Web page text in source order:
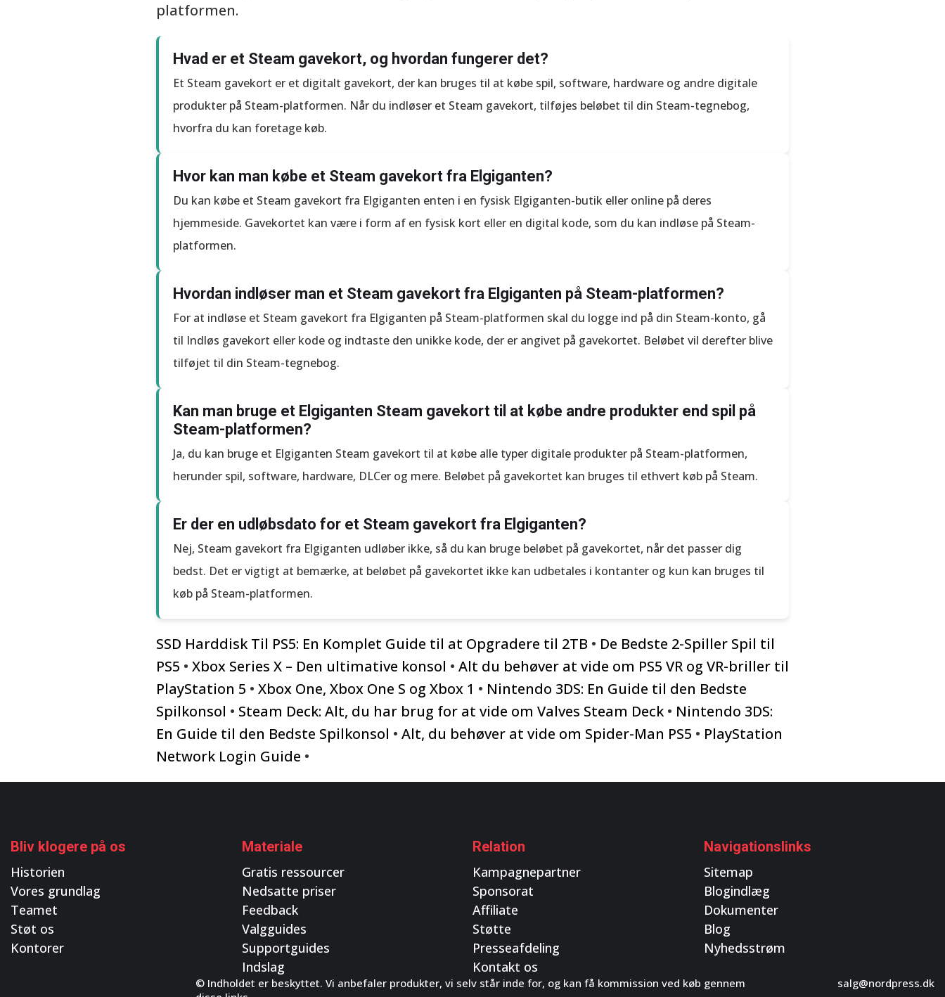
platformen.
Hvad er et Steam gavekort, og hvordan fungerer det?
Et Steam gavekort er et digitalt gavekort, der kan bruges til at købe spil, software, hardware og andre digitale
produkter på Steam-platformen. Når du indløser et Steam gavekort, tilføjes beløbet til din Steam-tegnebog,
hvorfra du kan foretage køb.
Hvor kan man købe et Steam gavekort fra Elgiganten?
Du kan købe et Steam gavekort fra Elgiganten enten i en fysisk Elgiganten-butik eller online på deres
hjemmeside. Gavekortet kan være i form af en fysisk kort eller en digital kode, som du kan indløse på Steam-
platformen.
Hvordan indløser man et Steam gavekort fra Elgiganten på Steam-platformen?
For at indløse et Steam gavekort fra Elgiganten på Steam-platformen skal du logge ind på din Steam-konto, gå
til Indløs gavekort eller kode og indtaste den unikke kode, der er angivet på gavekortet. Beløbet vil derefter blive
tilføjet til din Steam-tegnebog.
Kan man bruge et Elgiganten Steam gavekort til at købe andre produkter end spil på
Steam-platformen?
Ja, du kan bruge et Elgiganten Steam gavekort til at købe alle typer digitale produkter på Steam-platformen,
herunder spil, software, hardware, DLCer og mere. Beløbet på gavekortet kan bruges til ethvert køb på Steam.
Er der en udløbsdato for et Steam gavekort fra Elgiganten?
Nej, Steam gavekort fra Elgiganten udløber ikke, så du kan bruge beløbet på gavekortet, når det passer dig
bedst. Det er vigtigt at bemærke, at beløbet på gavekortet ikke kan udbetales i kontanter og kun kan bruges til
køb på Steam-platformen.
SSD Harddisk Til PS5: En Komplet Guide til at Opgradere til 2TB • De Bedste 2-Spiller Spil til
PS5 • Xbox Series X – Den ultimative konsol • Alt du behøver at vide om PS5 VR og VR-briller til
PlayStation 5 • Xbox One, Xbox One S og Xbox 1 • Nintendo 3DS: En Guide til den Bedste
Spilkonsol • Steam Deck: Alt, du har brug for at vide om Valves Steam Deck • Nintendo 3DS:
En Guide til den Bedste Spilkonsol • Alt, du behøver at vide om Spider-Man PS5 • PlayStation
Network Login Guide •
© Indholdet er beskyttet. Vi anbefaler produkter, vi selv står inde for, og kan få kommission ved køb gennem
Bliv klogere på os
Historien
Vores grundlag
Teamet
Støt os
Kontorer
Materiale
Gratis ressourcer
Nedsatte priser
Feedback
Valgguides
Supportguides
Indslag
Relation
Kampagnepartner
Sponsorat
Affiliate
Støtte
Presseafdeling
Kontakt os
Navigationslinks
Sitemap
Blogindlæg
Dokumenter
Blog
Nyhedsstrøm
salg@nordpress.dk